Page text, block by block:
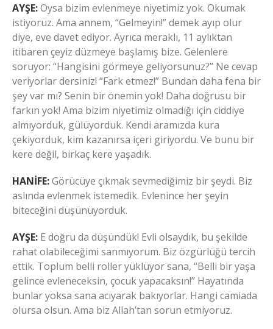
AYŞE:Oysa bizim evlenmeye niyetimiz yok. Okumak
istiyoruz. Ama annem, “Gelmeyin!” demek ayıp olur
diye, eve davet ediyor. Ayrıca meraklı, 11 aylıktan
itibaren çeyiz düzmeye başlamış bize. Gelenlere
soruyor: “Hangisini görmeye geliyorsunuz?” Ne cevap
veriyorlar dersiniz! “Fark etmez!” Bundan daha fena bir
şey var mı? Senin bir önemin yok! Daha doğrusu bir
farkın yok! Ama bizim niyetimiz olmadığı için ciddiye
almıyorduk, gülüyorduk. Kendi aramızda kura
çekiyorduk, kim kazanırsa içeri giriyordu. Ve bunu bir
kere değil, birkaç kere yaşadık.
HANİFE:Görücüye çıkmak sevmediğimiz bir şeydi. Biz
aslında evlenmek istemedik. Evlenince her şeyin
biteceğini düşünüyorduk.
AYŞE: E doğru da düşündük! Evli olsaydık, bu şekilde
rahat olabileceğimi sanmıyorum. Biz özgürlüğü tercih
ettik. Toplum belli roller yüklüyor sana, “Belli bir yaşa
gelince evleneceksin, çocuk yapacaksın!” Hayatında
bunlar yoksa sana acıyarak bakıyorlar. Hangi camiada
olursa olsun. Ama biz Allah’tan sorun etmiyoruz.